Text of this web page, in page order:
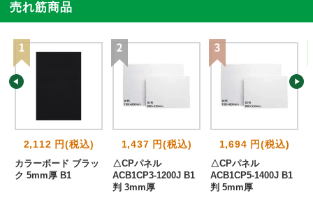
売れ筋商品
2,112 円(税込)
カラーボード ブラッ
ク 5mm厚 B1
1,437 円(税込)
△CPパネル
ACB1CP3-1200J B1
判 3mm厚
1,694 円(税込)
△CPパネル
ACB1CP5-1400J B1
判 5mm厚